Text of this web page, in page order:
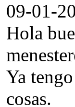
09-01-
Hola
Ya
cosas.